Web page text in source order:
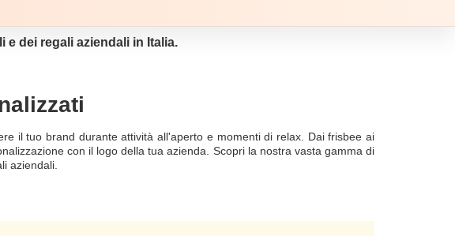
dei regali aziendali in Italia.
il tuo brand durante attività all'aperto e momenti di relax. Dai frisbee ai
con il logo della tua azienda. Scopri la nostra vasta gamma di
aziendali.